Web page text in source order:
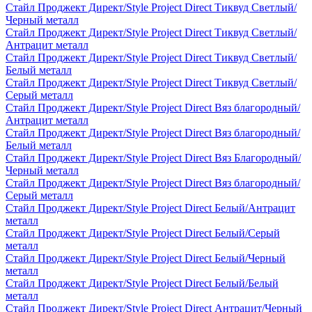
Стайл Проджект Директ/Style Project Direct Тиквуд Светлый/
Черный металл
Стайл Проджект Директ/Style Project Direct Тиквуд Светлый/
Антрацит металл
Стайл Проджект Директ/Style Project Direct Тиквуд Светлый/
Белый металл
Стайл Проджект Директ/Style Project Direct Тиквуд Светлый/
Серый металл
Стайл Проджект Директ/Style Project Direct Вяз благородный/
Антрацит металл
Стайл Проджект Директ/Style Project Direct Вяз благородный/
Белый металл
Стайл Проджект Директ/Style Project Direct Вяз Благородный/
Черный металл
Стайл Проджект Директ/Style Project Direct Вяз благородный/
Серый металл
Стайл Проджект Директ/Style Project Direct Белый/Антрацит
металл
Стайл Проджект Директ/Style Project Direct Белый/Серый
металл
Стайл Проджект Директ/Style Project Direct Белый/Черный
металл
Стайл Проджект Директ/Style Project Direct Белый/Белый
металл
Стайл Проджект Директ/Style Project Direct Антрацит/Черный